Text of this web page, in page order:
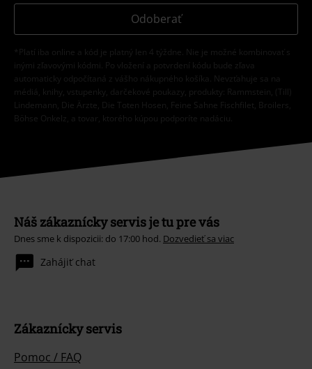
Odoberať
*Platí iba online a kód je platný len 4 týždne. Nie je možné kombinovať s
inými zľavovými kódmi. Po vložení a potvrdení kódu bude zľava
automaticky odpočítaná z vášho nákupného košíka. Nevzťahuje sa na
médiá, knihy, vstupenky, darčekové poukazy, produkty: Rammstein, (Till)
Lindemann, Die Ärzte, Die Toten Hosen, Feine Sahne Fischfilet, Broilers,
Böhse Onkelz, a tovar, ktorého kúpou podporíte nadáciu.
Náš zákaznícky servis je tu pre vás
Dnes sme k dispozicii: do 17:00 hod. Dozvedieť sa viac
Zahájiť chat
Zákaznícky servis
Pomoc / FAQ